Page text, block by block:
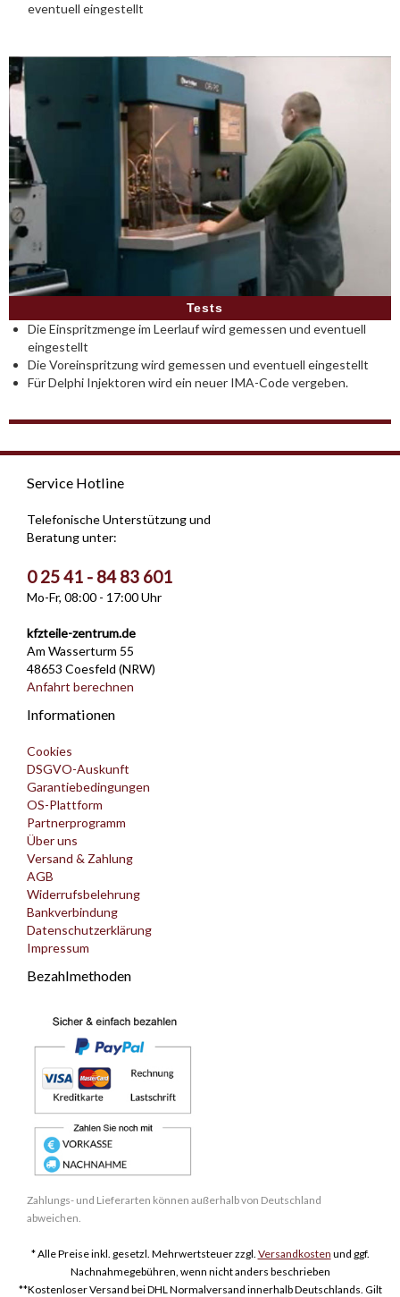
eventuell eingestellt
Tests
Die Einspritzmenge im Leerlauf wird gemessen und eventuell
eingestellt
Die Voreinspritzung wird gemessen und eventuell eingestellt
Für Delphi Injektoren wird ein neuer IMA-Code vergeben.
Service Hotline
Telefonische Unterstützung und
Beratung unter:
0 25 41 - 84 83 601
Mo-Fr, 08:00 - 17:00 Uhr
kfzteile-zentrum.de
Am Wasserturm 55
48653 Coesfeld (NRW)
Anfahrt berechnen
Informationen
Cookies
DSGVO-Auskunft
Garantiebedingungen
OS-Plattform
Partnerprogramm
Über uns
Versand & Zahlung
AGB
Widerrufsbelehrung
Bankverbindung
Datenschutzerklärung
Impressum
Bezahlmethoden
Zahlungs- und Lieferarten können außerhalb von Deutschland
abweichen.
* Alle Preise inkl. gesetzl. Mehrwertsteuer zzgl. Versandkosten und ggf.
Nachnahmegebühren, wenn nicht anders beschrieben
**Kostenloser Versand bei DHL Normalversand innerhalb Deutschlands. Gilt